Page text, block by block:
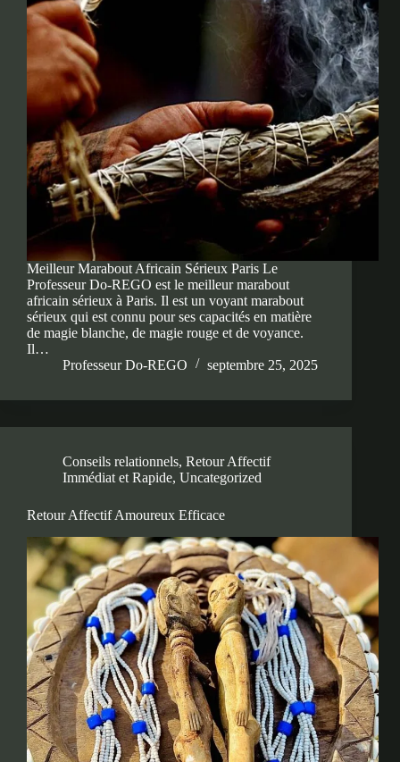
Meilleur Marabout Africain Sérieux Paris Le
Professeur Do-REGO est le meilleur marabout
africain sérieux à Paris. Il est un voyant marabout
sérieux qui est connu pour ses capacités en matière
de magie blanche, de magie rouge et de voyance.
Il…
Professeur Do-REGO
septembre 25, 2025
Conseils relationnels, Retour Affectif
Immédiat et Rapide, Uncategorized
Retour Affectif Amoureux Efficace